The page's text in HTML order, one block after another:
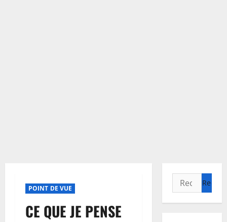
POINT DE VUE
CE QUE JE PENSE
Rechercher :